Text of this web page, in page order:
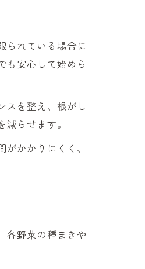
られている場合に
も安心して始めら
スを整え、根がし
らせます。
かかりにくく、
各野菜の種まきや